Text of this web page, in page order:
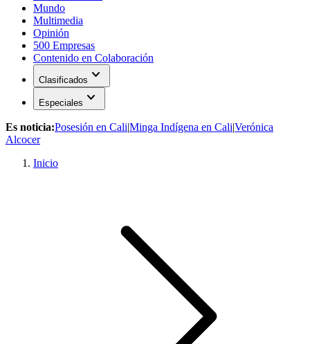
Mundo
Multimedia
Opinión
500 Empresas
Contenido en Colaboración
Clasificados expand_more
Especiales expand_more
Es noticia:Posesión en Cali|Minga Indígena en Cali|Verónica
Alcocer
Inicio